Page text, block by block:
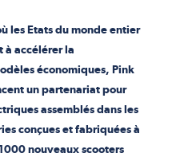
les Etats du monde entier
à accélérer la
économiques, Pink
un partenariat pour
assemblés dans les
conçues et fabriquées à
nouveaux scooters